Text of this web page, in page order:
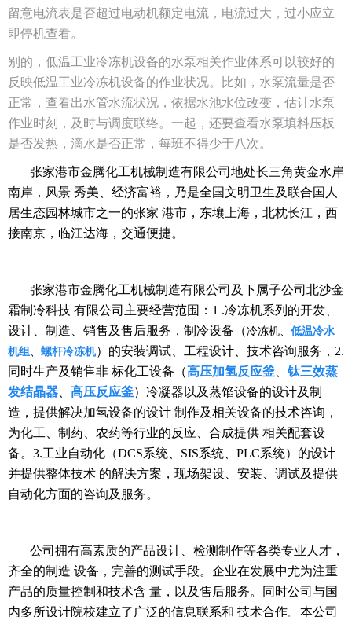
留意电流表是否超过电动机额定电流，电流过大，过小应立
即停机查看。
别的，低温工业冷冻机设备的水泵相关作业体系可以较好的
反映低温工业冷冻机设备的作业状况。比如，水泵流量是否
正常，查看出水管水流状况，依据水池水位改变，估计水泵
作业时刻，及时与调度联络。一起，还要查看水泵填料压板
是否发热，滴水是否正常，每班不得少于八次。
张家港市金腾化工机械制造有限公司地处长三角黄金水岸
南岸，风景 秀美、经济富裕，乃是全国文明卫生及联合国人
居生态园林城市之一的张家 港市，东壤上海，北枕长江，西
接南京，临江达海，交通便捷。
张家港市金腾化工机械制造有限公司及下属子公司北沙金
霜制冷科技 有限公司主要经营范围：1 .冷冻机系列的开发、
设计、制造、销售及售后服务，制冷设备（冷冻机、 低温冷水
机组
螺杆冷冻机）的安装调试、工程设计、技术咨询服务，2.
同时生产及销售非 标化工设备（高压加氢反应釜
钛三效蒸
发结晶器
高压反应釜）冷凝器以及蒸馅设备的设计及制
造，提供解决加氢设备的设计 制作及相关设备的技术咨询，
为化工、制药、农药等行业的反应、合成提供 相关配套设
备。3.工业自动化（DCS系统、SIS系统 、PLC系统）的设计
并提供整体技术 的解决方案，现场架设、安装、调试及提供
自动化方面的咨询及服务。
公司拥有高素质的产品设计、检测制作等各类专业人才，
齐全的制造 设备，完善的测试手段。企业在发展中尤为注重
产品的质量控制和技术含 量，以及售后服务。同时公司与国
内多所设计院校建立了广泛的信息联系和 技术合作。本公司